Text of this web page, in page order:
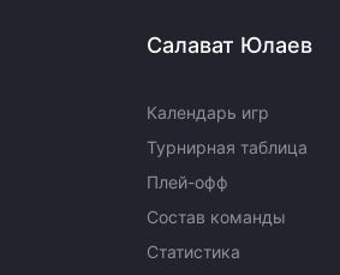
Салават Юлаев
Календарь игр
Турнирная таблица
Плей-офф
Состав команды
Статистика